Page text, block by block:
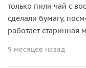
только пили чай с
сделали бумагу,
работает старинная
9 месяцев назад